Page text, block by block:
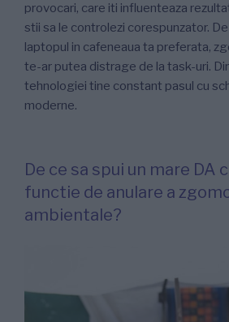
provocari, care iti influenteaza
stii sa le controlezi corespunzator.
laptopul in cafeneaua ta preferata,
te-ar putea distrage de la task-uri.
tehnologiei tine constant pasul cu
moderne.
De ce sa spui un mare DA
functie de anulare a
ambientale?